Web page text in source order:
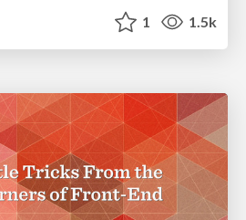
1 1.5k